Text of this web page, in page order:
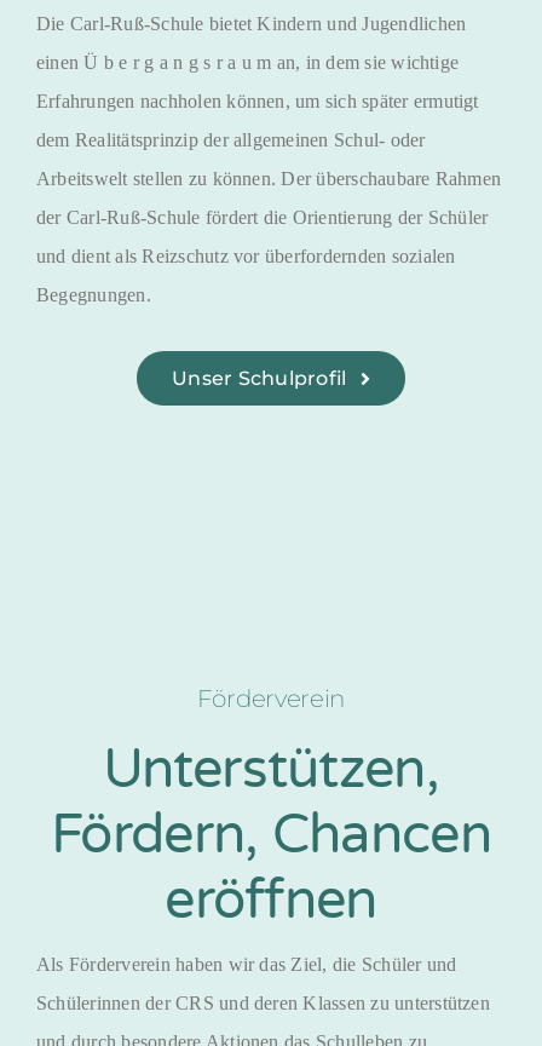
Die Carl-Ruß-Schule bietet Kindern und Jugendlichen
einen Ü b e r g a n g s r a u m an, in dem sie wichtige
Erfahrungen nachholen können, um sich später ermutigt
dem Realitätsprinzip der allgemeinen Schul- oder
Arbeitswelt stellen zu können. Der überschaubare Rahmen
der Carl-Ruß-Schule fördert die Orientierung der Schüler
und dient als Reizschutz vor überfordernden sozialen
Begegnungen.
Unser Schulprofil
Förderverein
Unterstützen,
Fördern, Chancen
eröffnen
Als Förderverein haben wir das Ziel, die Schüler und
Schülerinnen der CRS und deren Klassen zu unterstützen